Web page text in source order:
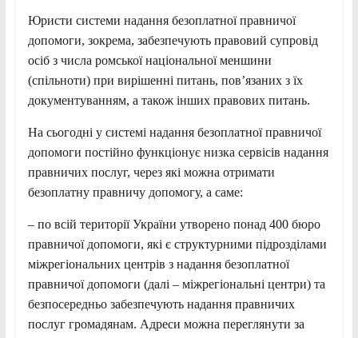
Юристи системи надання безоплатної правничої
допомоги, зокрема, забезпечують правовий супровід
осіб з числа ромської національної меншини
(спільноти) при вирішенні питань, пов’язаних з їх
документуванням, а також інших правових питань.
На сьогодні у системі надання безоплатної правничої
допомоги постійно функціонує низка сервісів надання
правничих послуг, через які можна отримати
безоплатну правничу допомогу, а саме:
– по всій території України утворено понад 400 бюро
правничої допомоги, які є структурними підрозділами
міжрегіональних центрів з надання безоплатної
правничої допомоги (далі – міжрегіональні центри) та
безпосередньо забезпечують надання правничих
послуг громадянам. Адреси можна переглянути за